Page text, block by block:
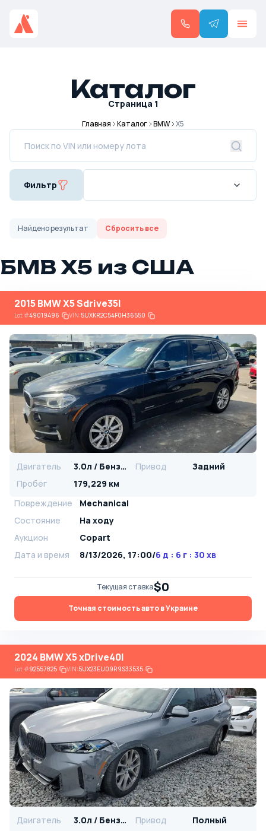
Каталог
Страница 1
Главная Каталог BMW X5
Фильтр
Найденорезультат Сбросить все
БМВ X5 из США
2015 BMW X5 Sdrive35I
Lot#49019496 VIN:5UXKR2C54F0H36550
Двигатель 3.0л / Бензин Привод
Задний
Пробег
179,229 км
Повреждение
Mechanical
Состояние
На ходу
Аукцион
Copart
Дата и время
8/13/2026, 17:00/6 д : 6 г : 30 хв
Текущая ставка$0
Точная стоимость авто в Украине
2024 BMW X5 xDrive40I
Lot#92557825 VIN:5UX23EU09R9S33535
Двигатель 3.0л / Бензин Привод
Полный